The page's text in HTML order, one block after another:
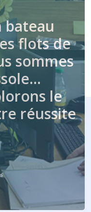
bateau
flots de
sommes
le
réussite